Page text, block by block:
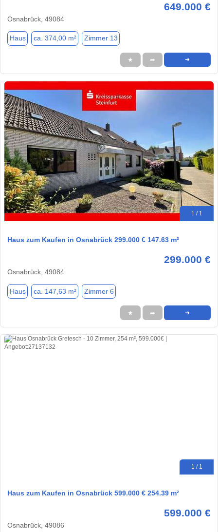
649.000 €
Osnabrück, 49084
Haus ca. 374,00 m² Zimmer 13
★ ➦ ➜
1 / 1
Haus zum Kaufen in Osnabrück 299.000 € 147.63 m²
299.000 €
Osnabrück, 49084
Haus ca. 147,63 m² Zimmer 6
★ ➦ ➜
1 / 1
Haus zum Kaufen in Osnabrück 599.000 € 254.39 m²
599.000 €
Osnabrück, 49086